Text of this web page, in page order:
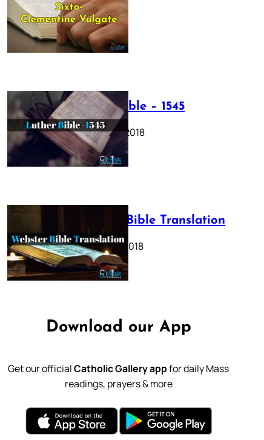
Vulgate
July 12, 2025
Luther Bible – 1545
October 17, 2018
Webster Bible Translation
October 11, 2018
Download our App
Get our officialCatholic Gallery appfor daily Mass
readings, prayers & more